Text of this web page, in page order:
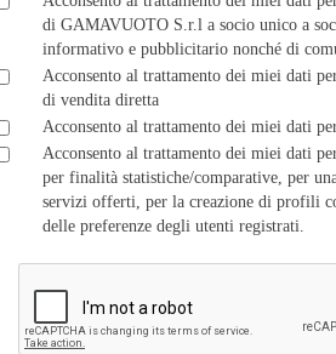
di GAMAVUOTO S.r.l a socio unico a
informativo e pubblicitario nonché di
Acconsento al trattamento dei miei dati
di vendita diretta
Acconsento al trattamento dei miei dati
Acconsento al trattamento dei miei dati
per finalità statistiche/comparative, per
servizi offerti, per la creazione di profili
delle preferenze degli utenti registrati.